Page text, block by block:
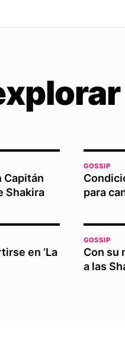
Capitán
Shakira
GOSSIP
para
en ‘La
GOSSIP
Con su
a las